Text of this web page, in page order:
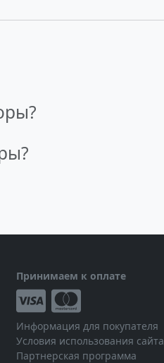
Принимаем к оплате
Информация для покупателя
Условия использования сайта
Партнерская программа